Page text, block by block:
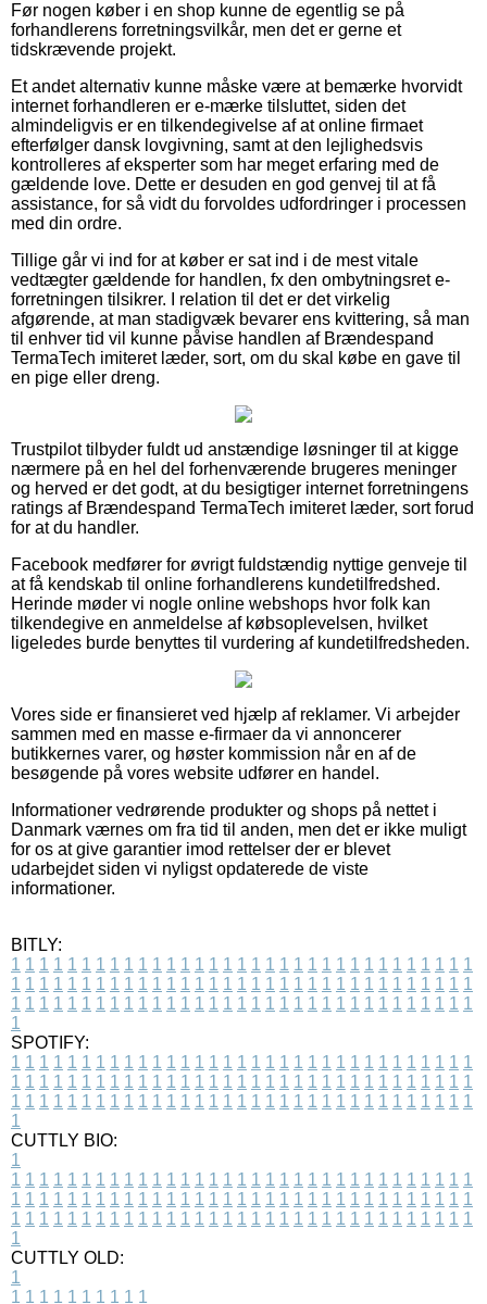
Før nogen køber i en shop kunne de egentlig se på
forhandlerens forretningsvilkår, men det er gerne et
tidskrævende projekt.
Et andet alternativ kunne måske være at bemærke hvorvidt
internet forhandleren er e-mærke tilsluttet, siden det
almindeligvis er en tilkendegivelse af at online firmaet
efterfølger dansk lovgivning, samt at den lejlighedsvis
kontrolleres af eksperter som har meget erfaring med de
gældende love. Dette er desuden en god genvej til at få
assistance, for så vidt du forvoldes udfordringer i processen
med din ordre.
Tillige går vi ind for at køber er sat ind i de mest vitale
vedtægter gældende for handlen, fx den ombytningsret e-
forretningen tilsikrer. I relation til det er det virkelig
afgørende, at man stadigvæk bevarer ens kvittering, så man
til enhver tid vil kunne påvise handlen af Brændespand
TermaTech imiteret læder, sort, om du skal købe en gave til
en pige eller dreng.
Trustpilot tilbyder fuldt ud anstændige løsninger til at kigge
nærmere på en hel del forhenværende brugeres meninger
og herved er det godt, at du besigtiger internet forretningens
ratings af Brændespand TermaTech imiteret læder, sort forud
for at du handler.
Facebook medfører for øvrigt fuldstændig nyttige genveje til
at få kendskab til online forhandlerens kundetilfredshed.
Herinde møder vi nogle online webshops hvor folk kan
tilkendegive en anmeldelse af købsoplevelsen, hvilket
ligeledes burde benyttes til vurdering af kundetilfredsheden.
Vores side er finansieret ved hjælp af reklamer. Vi arbejder
sammen med en masse e-firmaer da vi annoncerer
butikkernes varer, og høster kommission når en af de
besøgende på vores website udfører en handel.
Informationer vedrørende produkter og shops på nettet i
Danmark værnes om fra tid til anden, men det er ikke muligt
for os at give garantier imod rettelser der er blevet
udarbejdet siden vi nyligst opdaterede de viste
informationer.
BITLY:
1 1 1 1 1 1 1 1 1 1 1 1 1 1 1 1 1 1 1 1 1 1 1 1 1 1 1 1 1 1 1 1 1
1 1 1 1 1 1 1 1 1 1 1 1 1 1 1 1 1 1 1 1 1 1 1 1 1 1 1 1 1 1 1 1 1
1 1 1 1 1 1 1 1 1 1 1 1 1 1 1 1 1 1 1 1 1 1 1 1 1 1 1 1 1 1 1 1 1
1
SPOTIFY:
1 1 1 1 1 1 1 1 1 1 1 1 1 1 1 1 1 1 1 1 1 1 1 1 1 1 1 1 1 1 1 1 1
1 1 1 1 1 1 1 1 1 1 1 1 1 1 1 1 1 1 1 1 1 1 1 1 1 1 1 1 1 1 1 1 1
1 1 1 1 1 1 1 1 1 1 1 1 1 1 1 1 1 1 1 1 1 1 1 1 1 1 1 1 1 1 1 1 1
1
CUTTLY BIO:
1
1 1 1 1 1 1 1 1 1 1 1 1 1 1 1 1 1 1 1 1 1 1 1 1 1 1 1 1 1 1 1 1 1
1 1 1 1 1 1 1 1 1 1 1 1 1 1 1 1 1 1 1 1 1 1 1 1 1 1 1 1 1 1 1 1 1
1 1 1 1 1 1 1 1 1 1 1 1 1 1 1 1 1 1 1 1 1 1 1 1 1 1 1 1 1 1 1 1 1
1
CUTTLY OLD:
1
1 1 1 1 1 1 1 1 1 1